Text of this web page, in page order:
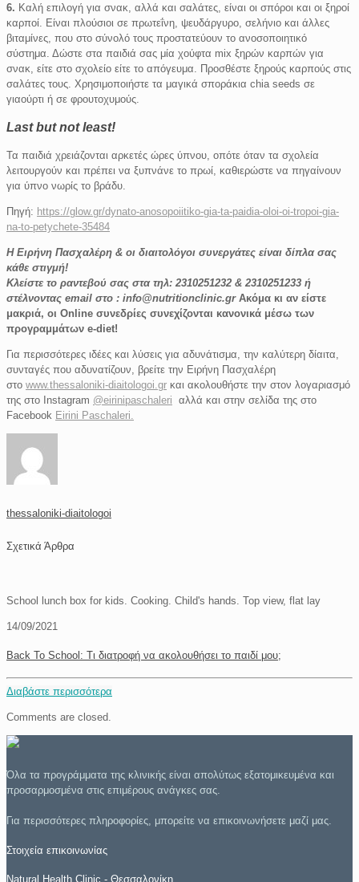
6. Καλή επιλογή για σνακ, αλλά και σαλάτες, είναι οι σπόροι και οι ξηροί
καρποί. Είναι πλούσιοι σε πρωτεΐνη, ψευδάργυρο, σελήνιο και άλλες
βιταμίνες, που στο σύνολό τους προστατεύουν το ανοσοποιητικό
σύστημα. Δώστε στα παιδιά σας μία χούφτα mix ξηρών καρπών για
σνακ, είτε στο σχολείο είτε το απόγευμα. Προσθέστε ξηρούς καρπούς στις
σαλάτες τους. Χρησιμοποιήστε τα μαγικά σποράκια chia seeds σε
γιαούρτι ή σε φρουτοχυμούς.
Last but not least!
Τα παιδιά χρειάζονται αρκετές ώρες ύπνου, οπότε όταν τα σχολεία
λειτουργούν και πρέπει να ξυπνάνε το πρωί, καθιερώστε να πηγαίνουν
για ύπνο νωρίς το βράδυ.
Πηγή: https://glow.gr/dynato-anosopoiitiko-gia-ta-paidia-oloi-oi-tropoi-gia-
na-to-petychete-35484
Η Ειρήνη Πασχαλέρη & οι διαιτολόγοι συνεργάτες είναι δίπλα σας
κάθε στιγμή!
Κλείστε το ραντεβού σας στα τηλ: 2310251232 & 2310251233 ή
στέλνοντας email στο : info@nutritionclinic.gr Ακόμα κι αν είστε
μακριά, οι Online συνεδρίες συνεχίζονται κανονικά μέσω των
προγραμμάτων e-diet!
Για περισσότερες ιδέες και λύσεις για αδυνάτισμα, την καλύτερη δίαιτα,
συνταγές που αδυνατίζουν, βρείτε την Ειρήνη Πασχαλέρη
στο www.thessaloniki-diaitologoi.gr και ακολουθήστε την στον λογαριασμό
της στο Instagram @eirinipaschaleri αλλά και στην σελίδα της στο
Facebook Eirini Paschaleri.
thessaloniki-diaitologoi
Σχετικά Άρθρα
School lunch box for kids. Cooking. Child's hands. Top view, flat lay
14/09/2021
Back To School: Τι διατροφή να ακολουθήσει το παιδί μου;
Διαβάστε περισσότερα
Comments are closed.
Όλα τα προγράμματα της κλινικής είναι απολύτως εξατομικευμένα και
προσαρμοσμένα στις επιμέρους ανάγκες σας.
Για περισσότερες πληροφορίες, μπορείτε να επικοινωνήσετε μαζί μας.
Στοιχεία επικοινωνίας
Natural Health Clinic - Θεσσαλονίκη